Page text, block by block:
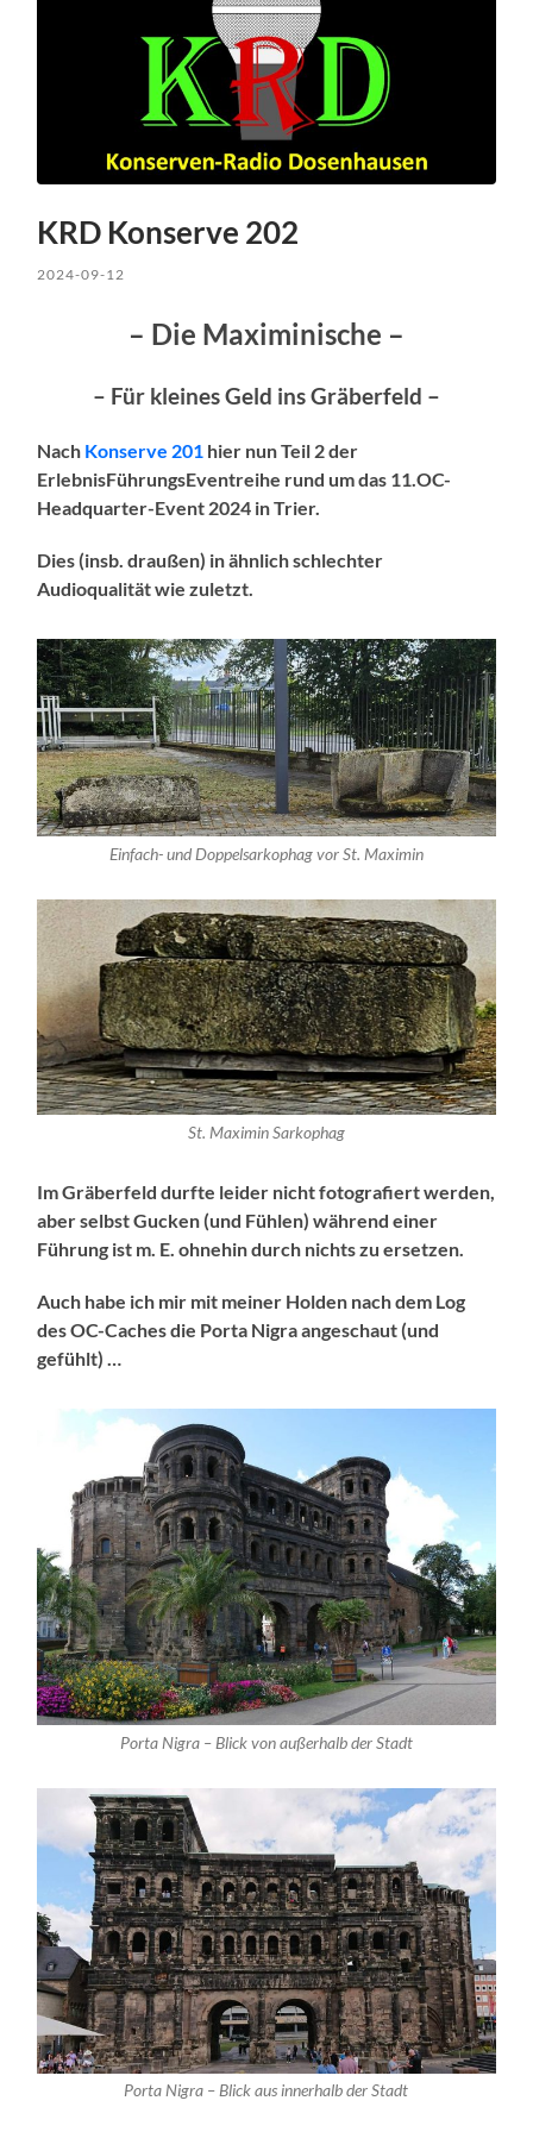
KRD Konserve 202
2024-09-12
– Die Maximinische –
– Für kleines Geld ins Gräberfeld –
Nach Konserve 201 hier nun Teil 2 der
ErlebnisFührungsEventreihe rund um das 11.OC-
Headquarter-Event 2024 in Trier.
Dies (insb. draußen) in ähnlich schlechter
Audioqualität wie zuletzt.
Einfach- und Doppelsarkophag vor St. Maximin
St. Maximin Sarkophag
Im Gräberfeld durfte leider nicht fotografiert werden,
aber selbst Gucken (und Fühlen) während einer
Führung ist m. E. ohnehin durch nichts zu ersetzen.
Auch habe ich mir mit meiner Holden nach dem Log
des OC-Caches die Porta Nigra angeschaut (und
gefühlt) …
Porta Nigra – Blick von außerhalb der Stadt
Porta Nigra – Blick aus innerhalb der Stadt